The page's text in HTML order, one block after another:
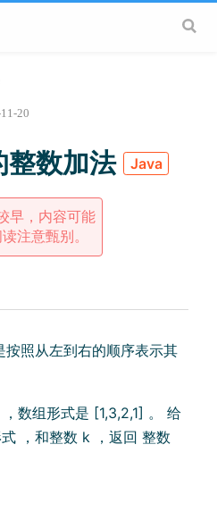
20
整数加法 Java
早，内容可能
注意甄别。
照从左到右的顺序表示其
数组形式是 [1,3,2,1] 。 给
，和整数 k ，返回 整数